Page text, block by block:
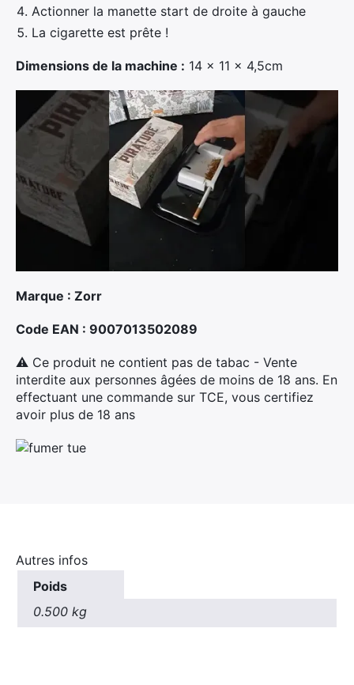
Actionner la manette start de droite à gauche
La cigarette est prête !
Dimensions de la machine : 14 x 11 x 4,5cm
Marque : Zorr
Code EAN : 9007013502089
⚠ Ce produit ne contient pas de tabac - Vente
interdite aux personnes âgées de moins de 18 ans. En
effectuant une commande sur TCE, vous certifiez
avoir plus de 18 ans
Autres infos
Poids
0.500 kg